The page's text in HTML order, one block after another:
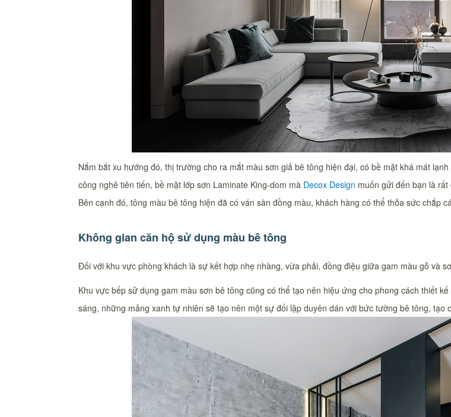
Nắm bắt xu hướng đó, thị trường cho ra mắt màu sơn giả bê tông hiện đại, có bề mặt khá mát
công nghê tiên tiến, bề mặt lớp sơn Laminate King-dom mà Decox Design muốn gửi đến bạn là
Bên cạnh đó, tông màu bê tông hiện đã có ván sàn đồng màu, khách hàng có thể thỏa sức chắp
Không gian căn hộ sử dụng màu bê tông
Đối với khu vực phòng khách là sự kết hợp nhẹ nhàng, vừa phải, đồng điệu giữa gam màu gỗ và
Khu vực bếp sử dụng gam màu sơn bê tông cũng có thể tạo nên hiệu ứng cho phong cách thiết
sáng, những mảng xanh tự nhiên sẽ tạo nên một sự đối lập duyên dán với bức tường bê tông, tạo